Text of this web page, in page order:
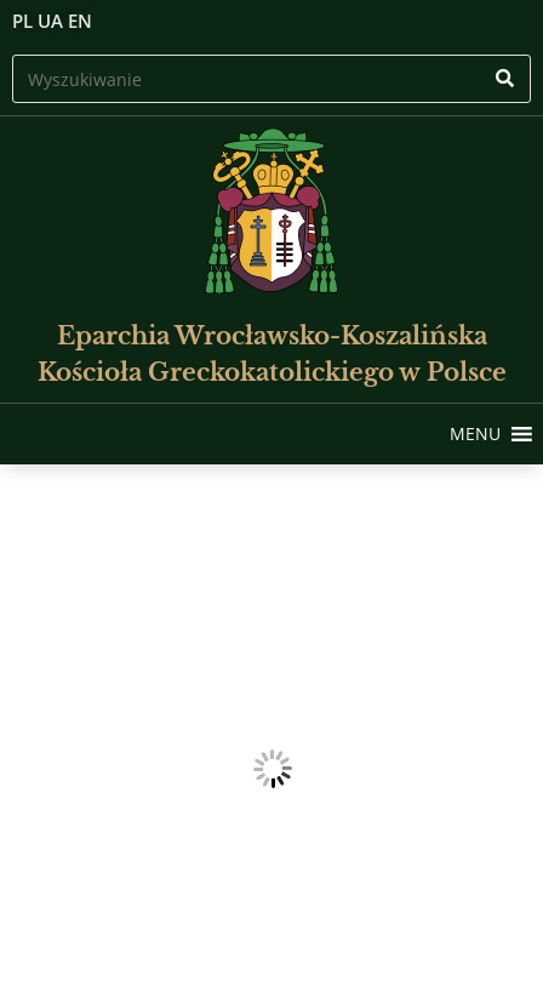
PL UA EN
Eparchia Wrocławsko-Koszalińska
Kościoła Greckokatolickiego w Polsce
MENU